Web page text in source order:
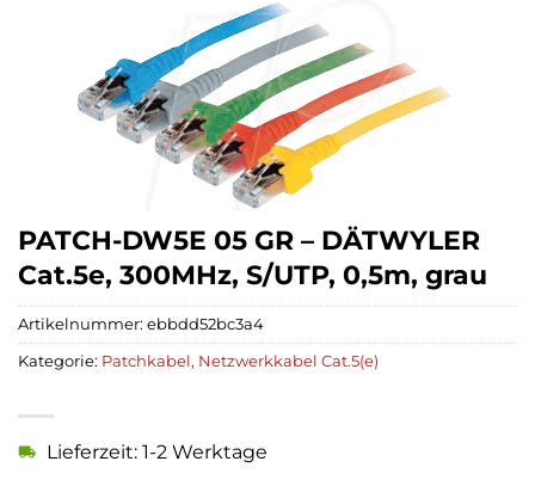
PATCH-DW5E 05 GR – DÄTWYLER
Cat.5e, 300MHz, S/UTP, 0,5m, grau
Lieferzeit: 1-2 Werktage
Artikelnummer: ebbdd52bc3a4
Kategorie: Patchkabel, Netzwerkkabel Cat.5(e)